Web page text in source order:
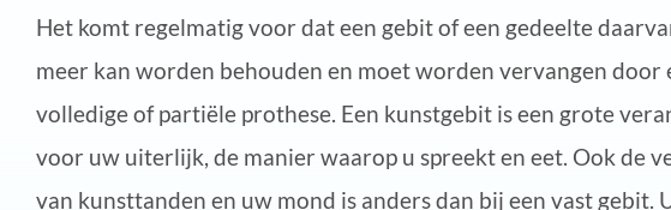
Het komt regelmatig voor dat een gebit of een gedeelte
meer kan worden behouden en moet worden vervangen door
volledige of partiële prothese. Een kunstgebit is een grote
voor uw uiterlijk, de manier waarop u spreekt en eet. Ook de
van kunsttanden en uw mond is anders dan bij een vast gebit.